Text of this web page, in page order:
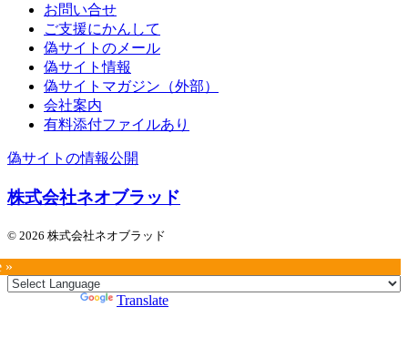
お問い合せ
ご支援にかんして
偽サイトのメール
偽サイト情報
偽サイトマガジン（外部）
会社案内
有料添付ファイルあり
偽サイトの情報公開
株式会社ネオブラッド
© 2026 株式会社ネオブラッド
»
Translate